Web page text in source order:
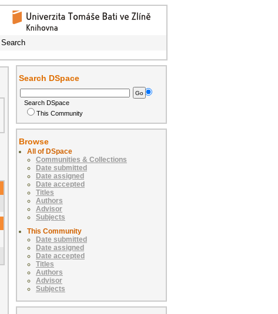
Search
Search DSpace
Search DSpace
This Community
Browse
All of DSpace
Communities & Collections
Date submitted
Date assigned
Date accepted
Titles
Authors
Advisor
Subjects
This Community
Date submitted
Date assigned
Date accepted
Titles
Authors
Advisor
Subjects